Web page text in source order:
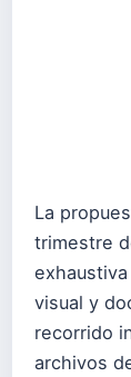
La
trimestre
visual y
recorrido
archivos